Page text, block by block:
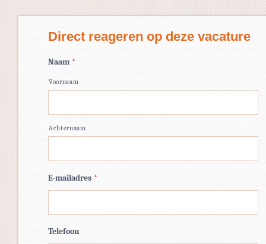
Direct reageren op deze vacature
Naam *
Voornaam
Achternaam
E-mailadres *
Telefoon